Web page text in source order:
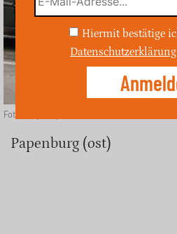
Foto: Depositphotos
Papenburg (ost)
Hiermit bestätige
Datenschutzerklärung